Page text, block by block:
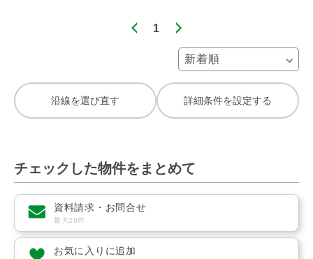
1
沿線を選び直す 詳細条件を設定する
チェックした物件をまとめて
資料請求・お問合せ
最大20件
お気に入りに追加